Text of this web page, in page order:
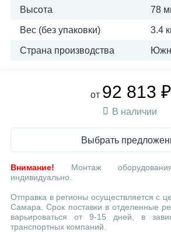
Высота 78
Вес (без упаковки) 3.4
Страна производства
от 92 813 ₽
В наличии
Выбрать
Внимание! Монтаж оборудования
индивидуально.
Отправка в регионы осуществляется с
Самара. Срок поставки в отделенные
варьироваться от 9-15 дней, в
транспортных компаний.